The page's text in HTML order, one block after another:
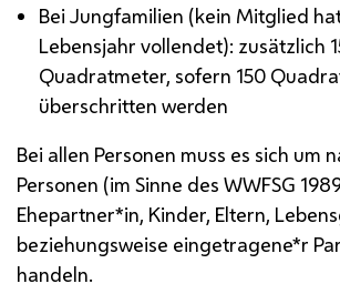
Bei Jungfamilien (kein Mitglied
Lebensjahr vollendet): zusätzlich
Quadratmeter, sofern 150
überschritten werden
Bei allen Personen muss es sich um
Personen (im Sinne des WWFSG
Ehepartner*in, Kinder, Eltern,
beziehungsweise eingetragene*r
handeln.